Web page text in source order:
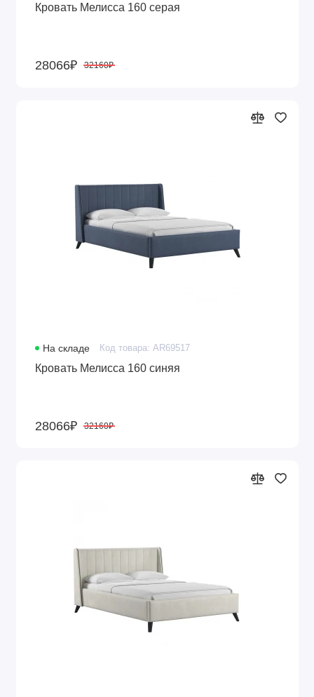
Кровать Мелисса 160 серая
28066₽ 32160₽
На складе Код товара: AR69517
Кровать Мелисса 160 синяя
28066₽ 32160₽